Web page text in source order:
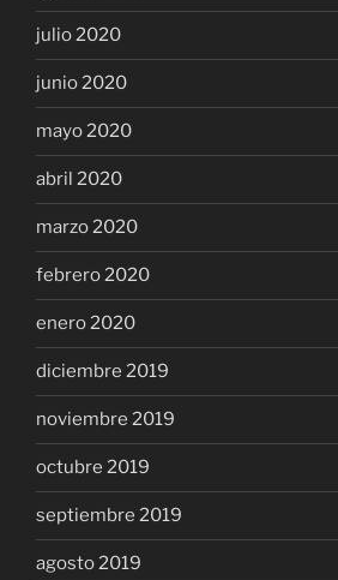
julio 2020
junio 2020
mayo 2020
abril 2020
marzo 2020
febrero 2020
enero 2020
diciembre 2019
noviembre 2019
octubre 2019
septiembre 2019
agosto 2019